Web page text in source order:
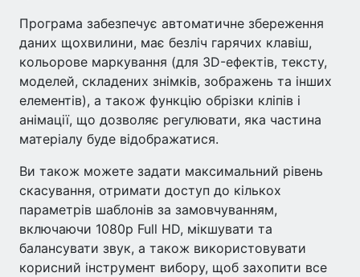
Програма забезпечує автоматичне збереження
даних щохвилини, має безліч гарячих клавіш,
кольорове маркування (для 3D-ефектів, тексту,
моделей, складених знімків, зображень та інших
елементів), а також функцію обрізки кліпів і
анімації, що дозволяє регулювати, яка частина
матеріалу буде відображатися.
Ви також можете задати максимальний рівень
скасування, отримати доступ до кількох
параметрів шаблонів за замовчуванням,
включаючи 1080p Full HD, мікшувати та
балансувати звук, а також використовувати
корисний інструмент вибору, щоб захопити все